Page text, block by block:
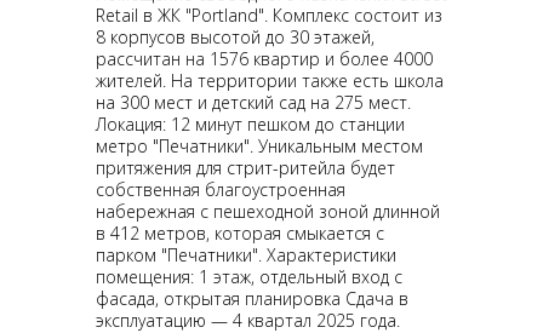
Retail в ЖК "Portland". Комплекс состоит из
8 корпусов высотой до 30 этажей,
рассчитан на 1576 квартир и более 4000
жителей. На территории также есть школа
на 300 мест и детский сад на 275 мест.
Локация: 12 минут пешком до станции
метро "Печатники". Уникальным местом
притяжения для стрит-ритейла будет
собственная благоустроенная
набережная с пешеходной зоной длинной
в 412 метров, которая смыкается с
парком "Печатники". Характеристики
помещения: 1 этаж, отдельный вход с
фасада, открытая планировка Сдача в
эксплуатацию — 4 квартал 2025 года.